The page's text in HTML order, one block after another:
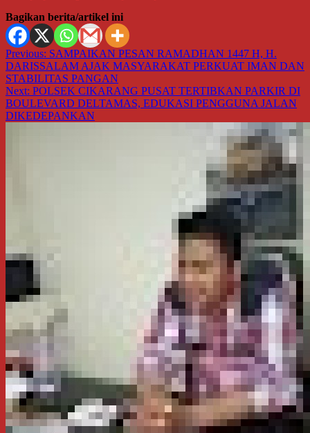
Bagikan berita/artikel ini
Navigasi
pos
Previous: SAMPAIKAN PESAN RAMADHAN 1447 H, H.
DARISSALAM AJAK MASYARAKAT PERKUAT IMAN DAN
STABILITAS PANGAN
Next: POLSEK CIKARANG PUSAT TERTIBKAN PARKIR DI
BOULEVARD DELTAMAS, EDUKASI PENGGUNA JALAN
DIKEDEPANKAN